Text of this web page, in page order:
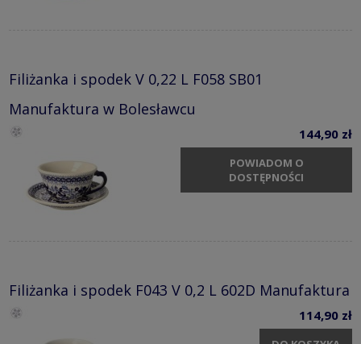
Filiżanka i spodek V 0,22 L F058 SB01
Manufaktura w Bolesławcu
144,90 zł
POWIADOM O
DOSTĘPNOŚCI
Filiżanka i spodek F043 V 0,2 L 602D Manufaktura
114,90 zł